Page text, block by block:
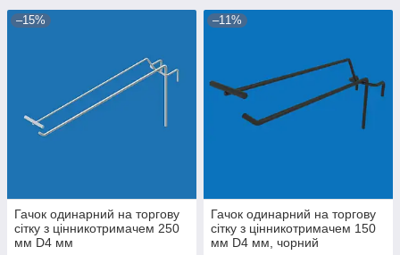
–15%
Гачок одинарний на торгову
сітку з цінникотримачем 250
мм D4 мм
–11%
Гачок одинарний на торгову
сітку з цінникотримачем 150
мм D4 мм, чорний